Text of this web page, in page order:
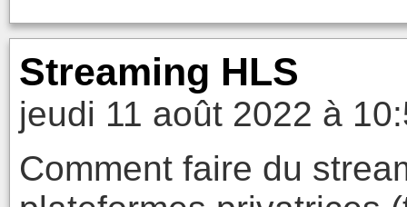
Streaming HLS
jeudi 11 août 2022 à
Comment faire du